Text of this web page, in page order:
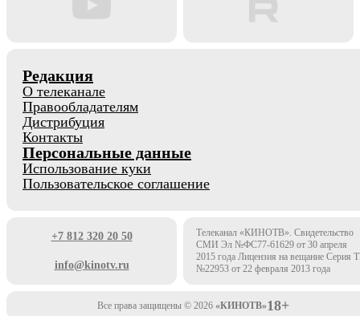
Редакция
О телеканале
Правообладателям
Дистрибуция
Контакты
Персональные данные
Использование куки
Пользовательское соглашение
+7 812 320 20 50
info@kinotv.ru
Телеканал «КИНОТВ». Свидетельство
СМИ Эл №ФС77-61629 от 30 апреля
2015 года Лицензия на вещание Серия
№22953 от 22 февраля 2013 года
Все права защищены © 2026 «КИНОТВ»18+